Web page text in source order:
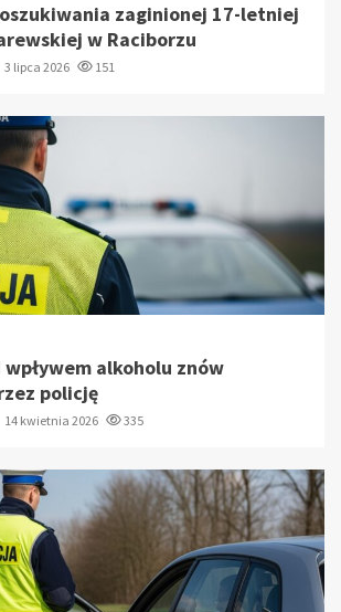
zaginionej 17-letniej
w Raciborzu
3 lipca 2026 151
alkoholu znów
policję
14 kwietnia 2026 335